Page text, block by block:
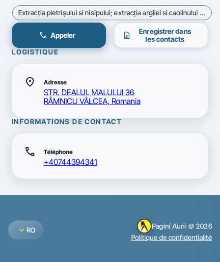
Extracţia pietrişului si nisipului; extracţia argilei si caolinului - Cod CAEN 812
call Appeler contact_page
Enregistrer dans
les contacts
LOGISTIQUE
location_on Adresse
STR. DEALUL MALULUI 36
RÂMNICU VÂLCEA, Romania
INFORMATIONS DE CONTACT
call Téléphone
+40744394341
expand_more RO
Pagini Aurii © 2026
Politique de confidentialité